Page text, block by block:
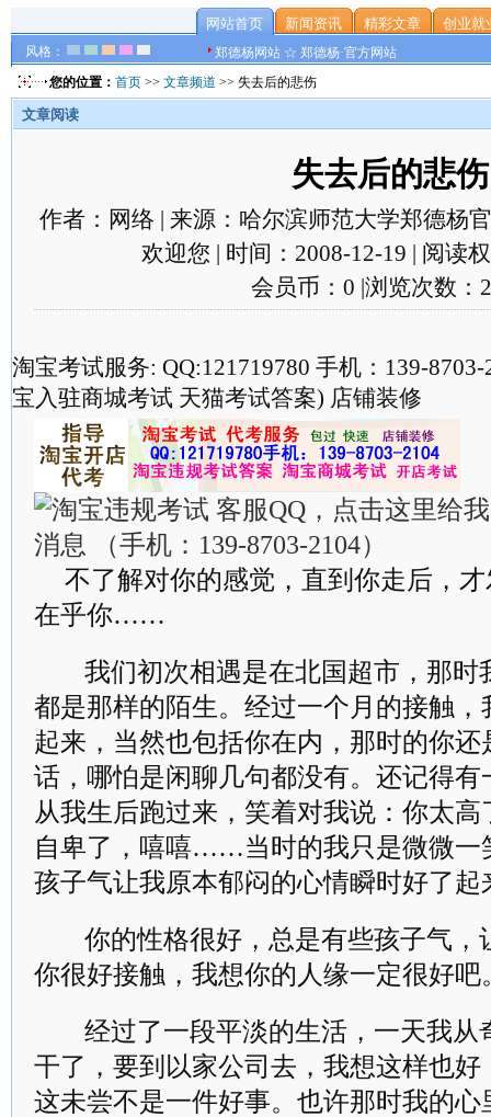
风格：
网站首页 新闻资讯 精彩文章 创业就
郑德杨网站 ☆ 郑德杨·官方网站
您的位置： 首页 >> 文章频道 >> 失去后的悲伤
文章阅读
失去后的悲伤
作者：网络 | 来源：哈尔滨师范大学郑德杨
欢迎您 | 时间：2008-12-19 | 阅读
会员币：0 |浏览次数：
淘宝考试服务: QQ:121719780 手机：139-
宝入驻商城考试 天猫考试答案) 店铺装修
不了解对你的感觉，直到你走后，
在乎你……
我们初次相遇是在北国超市，那时
都是那样的陌生。经过一个月的接触
起来，当然也包括你在内，那时的你
话，哪怕是闲聊几句都没有。还记得
从我生后跑过来，笑着对我说：你太
自卑了，嘻嘻……当时的我只是微微一
孩子气让我原本郁闷的心情瞬时好了起
你的性格很好，总是有些孩子气，
你很好接触，我想你的人缘一定很好吧
经过了一段平淡的生活，一天我从
干了，要到以家公司去，我想这样也
这未尝不是一件好事。也许那时我的